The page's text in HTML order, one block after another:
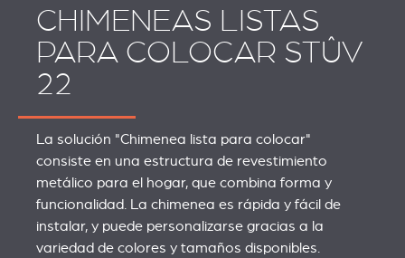
CHIMENEAS LISTAS
PARA COLOCAR STÛV
22
La solución "Chimenea lista para colocar"
consiste en una estructura de revestimiento
metálico para el hogar, que combina forma y
funcionalidad. La chimenea es rápida y fácil de
instalar, y puede personalizarse gracias a la
variedad de colores y tamaños disponibles.